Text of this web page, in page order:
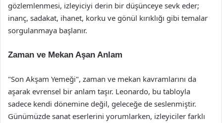
gözlemlenmesi, izleyiciyi derin bir düşünceye sevk eder;
inanç, sadakat, ihanet, korku ve gönül kırıklığı gibi temalar
sorgulanmaya başlanır.
Zaman ve Mekan Aşan Anlam
"Son Akşam Yemeği", zaman ve mekan kavramlarını da
aşarak evrensel bir anlam taşır. Leonardo, bu tabloyla
sadece kendi dönemine değil, geleceğe de seslenmiştir.
Günümüzde sanat eserlerini yorumlarken, izleyiciler farklı